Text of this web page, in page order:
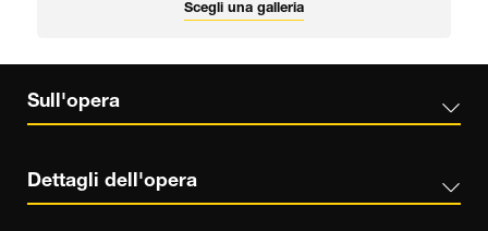
Scegli una galleria
Sull'opera
Dettagli dell'opera